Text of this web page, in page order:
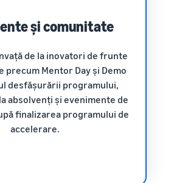
și comunitate
de la inovatori de frunte
precum Mentor Day și Demo
desfășurării programului,
absolvenți și evenimente de
finalizarea programului de
accelerare.